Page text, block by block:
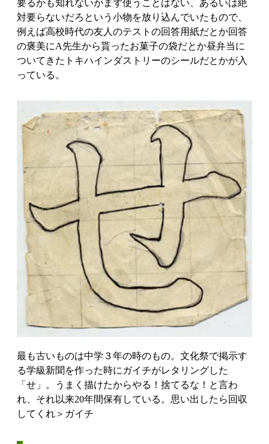
要るかも知れないがまず使うことはない、あるいは絶
対要らないだろという小物を放り込んでいたもので、
例えば高校時代の友人のテストの回答用紙だとか回答
の褒美にA先生から貰ったお菓子の袋だとか昼弁当に
ついてきたトキハインダストリーのシールだとかが入
っている。
最も古いものは中学３年の時のもの。文化祭で掲示す
る学級新聞を作った時にガイチがレタリングした
「せ」。うまく描けたからやる！捨てるな！と言わ
れ、それ以来20年間保有している。思い出したら回収
してくれ＞ガイチ